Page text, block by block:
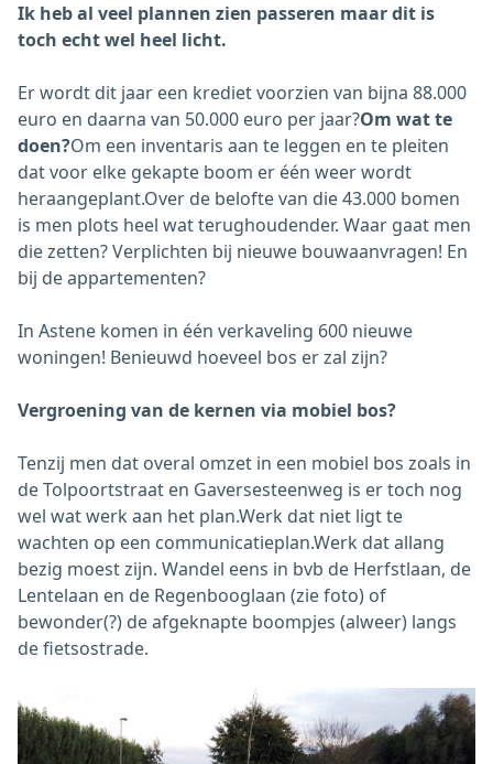
Ik heb al veel plannen zien passeren maar dit is
toch echt wel heel licht.
Er wordt dit jaar een krediet voorzien van bijna 88.000
euro en daarna van 50.000 euro per jaar?Om wat te
doen?Om een inventaris aan te leggen en te pleiten
dat voor elke gekapte boom er één weer wordt
heraangeplant.Over de belofte van die 43.000 bomen
is men plots heel wat terughoudender. Waar gaat men
die zetten? Verplichten bij nieuwe bouwaanvragen! En
bij de appartementen?
In Astene komen in één verkaveling 600 nieuwe
woningen! Benieuwd hoeveel bos er zal zijn?
Vergroening van de kernen via mobiel bos?
Tenzij men dat overal omzet in een mobiel bos zoals in
de Tolpoortstraat en Gaversesteenweg is er toch nog
wel wat werk aan het plan.Werk dat niet ligt te
wachten op een communicatieplan.Werk dat allang
bezig moest zijn. Wandel eens in bvb de Herfstlaan, de
Lentelaan en de Regenbooglaan (zie foto) of
bewonder(?) de afgeknapte boompjes (alweer) langs
de fietsostrade.